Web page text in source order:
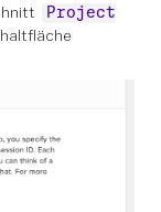
Project